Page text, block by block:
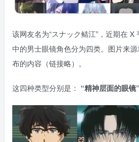
该网友名为“スナック鲭江”，近期在 X
中的男士眼镜角色分为四类。图片来
布的内容（链接略）。
这四种类型分别是： “精神层面的眼镜”